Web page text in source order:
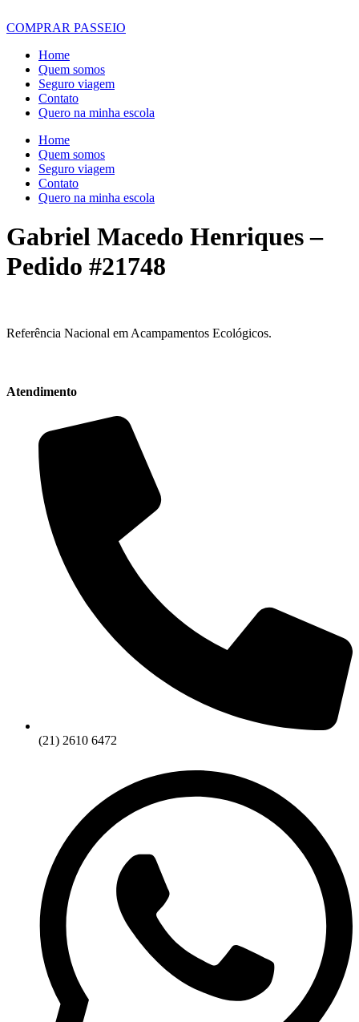
COMPRAR PASSEIO
Home
Quem somos
Seguro viagem
Contato
Quero na minha escola
Home
Quem somos
Seguro viagem
Contato
Quero na minha escola
Gabriel Macedo Henriques –
Pedido #21748
Referência Nacional em Acampamentos Ecológicos.
Atendimento
(21) 2610 6472